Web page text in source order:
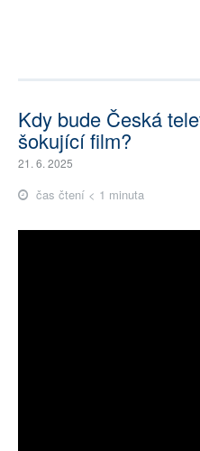
Kdy bude Česká
šokující film?
21. 6. 2025
čas čtení < 1 minuta